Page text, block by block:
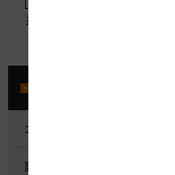
拡大図はこちら
ニュースリリース
記者会見